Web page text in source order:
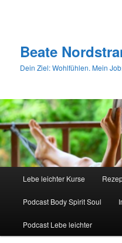
Beate
Dein Ziel: Wohlfühlen. Mein
Lebe leichter Kurse
Podcast Body Spirit Soul
Podcast Lebe leichter